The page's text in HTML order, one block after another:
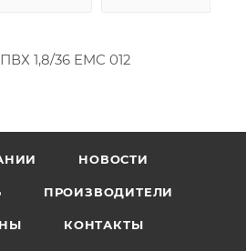
1,8/36 EMC 012
НОВОСТИ
ПРОИЗВОДИТЕЛИ
КОНТАКТЫ